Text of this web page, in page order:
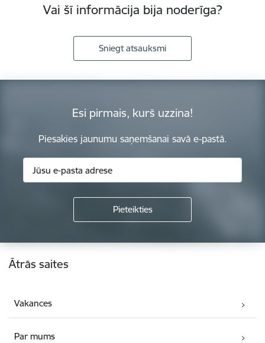
Vai šī informācija bija noderīga?
Sniegt atsauksmi
Esi pirmais, kurš uzzina!
Piesakies jaunumu saņemšanai savā e-pastā.
Kājene
Ātrās saites
Vakances
Par mums